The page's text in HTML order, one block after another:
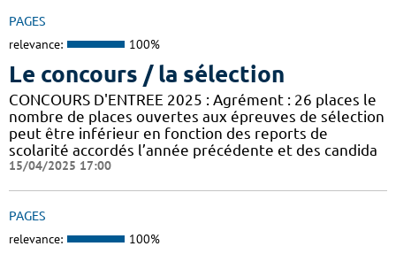
PAGES
relevance: 100%
Le concours / la sélection
CONCOURS D'ENTREE 2025 : Agrément : 26 places le
nombre de places ouvertes aux épreuves de sélection
peut être inférieur en fonction des reports de
scolarité accordés l’année précédente et des candida
15/04/2025 17:00
PAGES
relevance: 100%